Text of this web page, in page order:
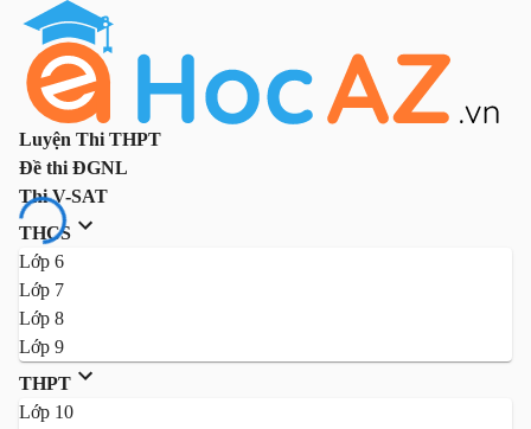
Luyện Thi THPT
Đề thi ĐGNL
Thi V-SAT
THCS
Lớp 6
Lớp 7
Lớp 8
Lớp 9
THPT
Lớp 10